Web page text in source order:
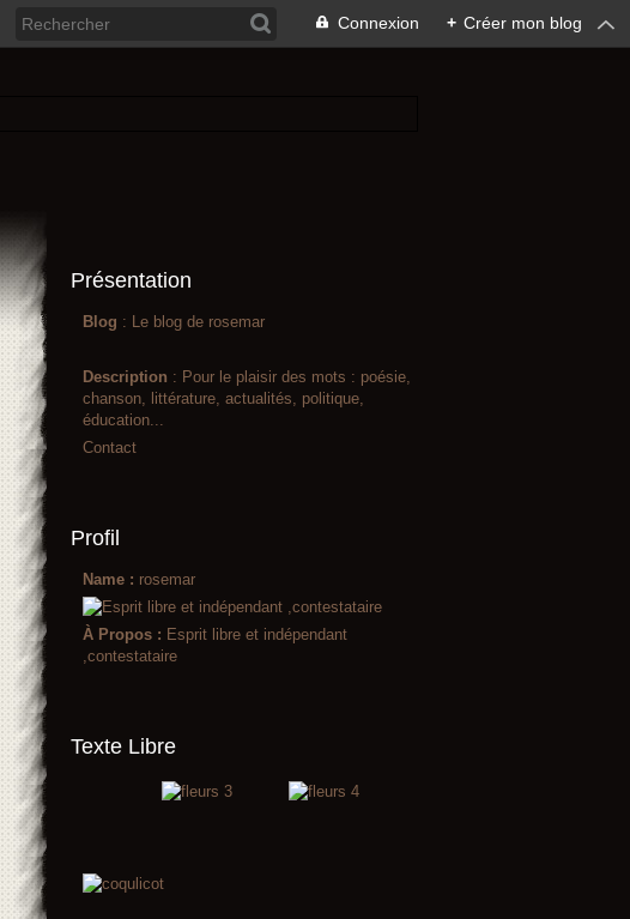
Connexion + Créer mon blog
Présentation
Blog : Le blog de rosemar
Description : Pour le plaisir des mots : poésie,
chanson, littérature, actualités, politique,
éducation...
Contact
Profil
Name : rosemar
À Propos : Esprit libre et indépendant
,contestataire
Texte Libre